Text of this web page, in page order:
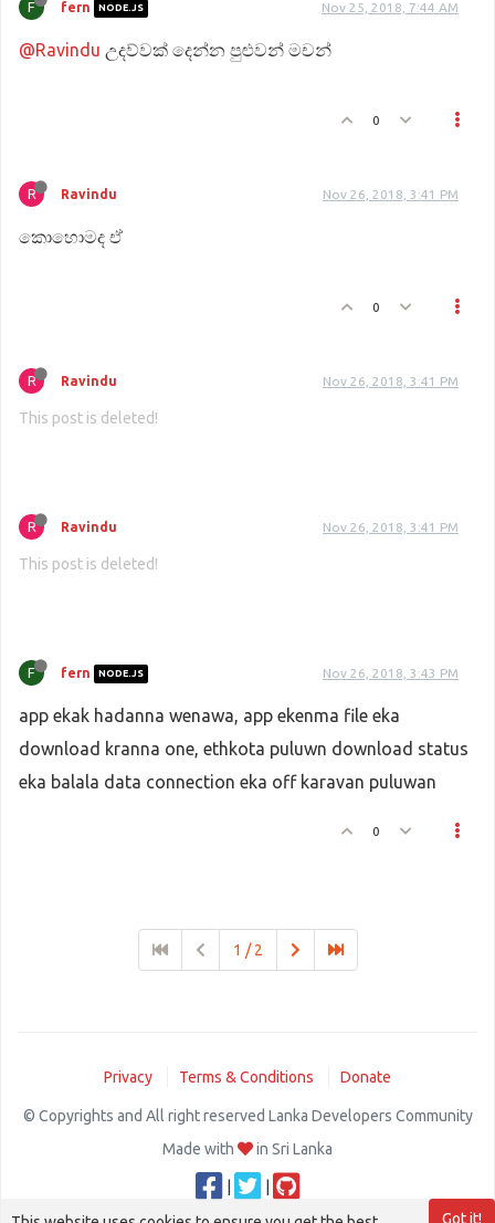
F fern NODE.JS Nov 25, 2018, 7:44 AM
@Ravindu උදව්වක් දෙන්න පුළුවන් මචන්
0
R Ravindu Nov 26, 2018, 3:41 PM
කොහොමද ඒ
0
R Ravindu Nov 26, 2018, 3:41 PM
This post is deleted!
R Ravindu Nov 26, 2018, 3:41 PM
This post is deleted!
F fern NODE.JS Nov 26, 2018, 3:43 PM
app ekak hadanna wenawa, app ekenma file eka
download kranna one, ethkota puluwn download status
eka balala data connection eka off karavan puluwan
0
1 / 2
Privacy Terms & Conditions Donate
© Copyrights and All right reserved Lanka Developers Community
Made with
in Sri Lanka
Got it!